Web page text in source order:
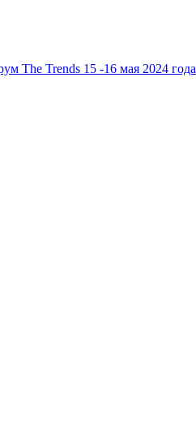
The Trends 15 -16 мая 2024 года